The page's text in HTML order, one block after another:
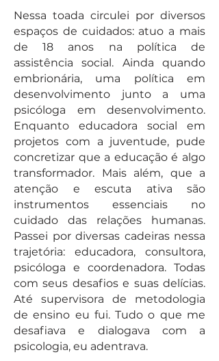
Nessa toada circulei por diversos
espaços de cuidados: atuo a mais
de 18 anos na política de
assistência social. Ainda quando
embrionária, uma política em
desenvolvimento junto a uma
psicóloga em desenvolvimento.
Enquanto educadora social em
projetos com a juventude, pude
concretizar que a educação é algo
transformador. Mais além, que a
atenção e escuta ativa são
instrumentos essenciais no
cuidado das relações humanas.
Passei por diversas cadeiras nessa
trajetória: educadora, consultora,
psicóloga e coordenadora. Todas
com seus desafios e suas delícias.
Até supervisora de metodologia
de ensino eu fui. Tudo o que me
desafiava e dialogava com a
psicologia, eu adentrava.